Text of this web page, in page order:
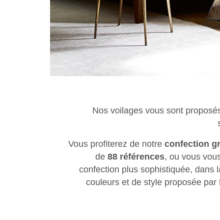
Nos voilages vous sont
Vous profiterez de notre confection
de 88 références, ou vous
confection plus sophistiquée, dans
couleurs et de style proposée